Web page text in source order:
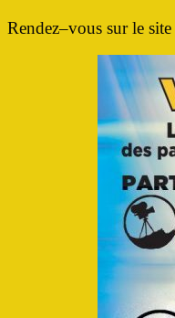
Rendez–vous sur le site